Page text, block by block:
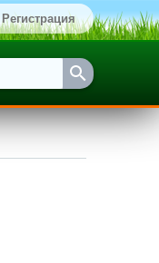
Регистрация